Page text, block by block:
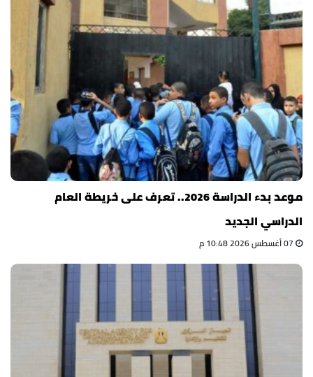
موعد بدء الدراسة 2026.. تعرف على خريطة العام
الدراسي الجديد